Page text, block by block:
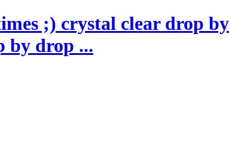
by drop ...